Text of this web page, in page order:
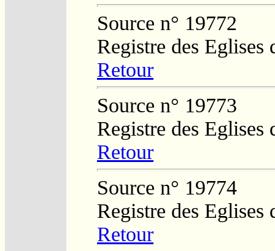
Source n° 19772
Registre des Eglises
Retour
Source n° 19773
Registre des Eglises
Retour
Source n° 19774
Registre des Eglises
Retour